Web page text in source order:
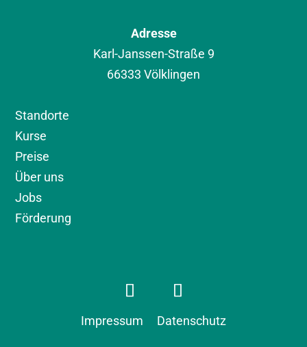
Adresse
Karl-Janssen-Straße 9
66333 Völklingen
Standorte
Kurse
Preise
Über uns
Jobs
Förderung
Impressum Datenschutz